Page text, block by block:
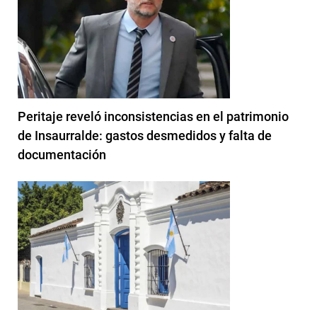
Peritaje reveló inconsistencias en el patrimonio
de Insaurralde: gastos desmedidos y falta de
documentación